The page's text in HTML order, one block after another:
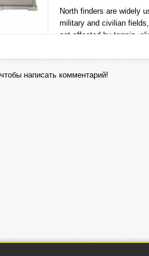
North finders are widely
military and civilian
not affected by terrain,
measurement
написать комментарий!